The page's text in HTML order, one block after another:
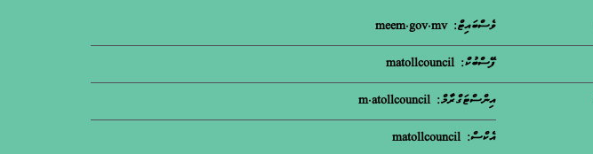
ވެސްބައިޓް: meem.gov.mv
ފޭސްބުކް: matollcouncil
އިންސްޓަގްރާމް: m.atollcouncil
އެކްސް: matollcouncil